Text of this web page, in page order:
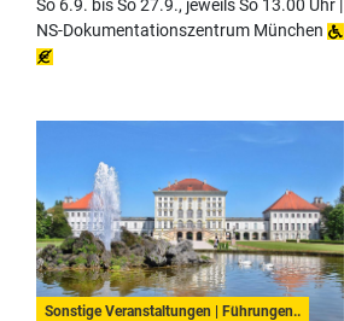
So 6.9. bis So 27.9., jeweils So 13.00 Uhr |
NS-Dokumentationszentrum München
Sonstige Veranstaltungen | Führungen..